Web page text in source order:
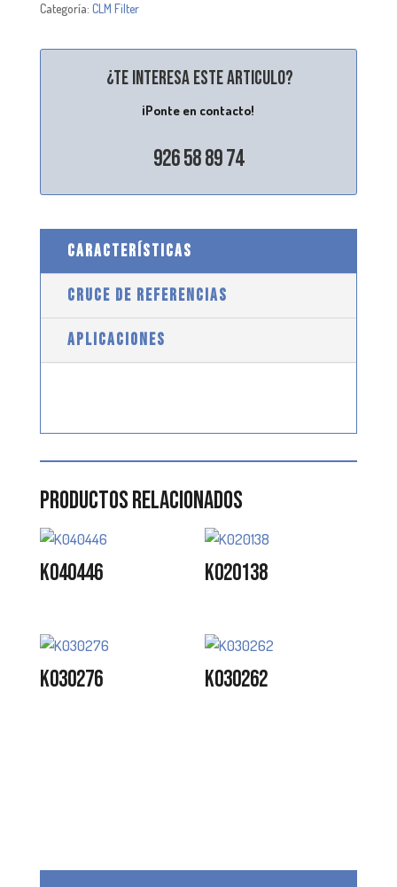
Categoría: CLM Filter
¿Te interesa este articulo?
¡Ponte en contacto!
926 58 89 74
CARACTERÍSTICAS
CRUCE DE REFERENCIAS
APLICACIONES
Productos relacionados
K040446 K020138
K030276 K030262